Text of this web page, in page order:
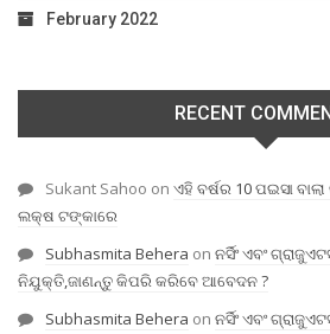
February 2022
RECENT
Sukant Sahoo on ଏହି ବର୍ଷର 10 ପଇସା
ଲକ୍ଷ ଟଙ୍କାରେ
Subhasmita Behera on ନର୍ସିଂ ଏବଂ
ନିଯୁକ୍ତି,ଜାଣନ୍ତୁ କିପରି କରିବେ ଆବେଦନ ?
Subhasmita Behera on ନର୍ସିଂ ଏବଂ